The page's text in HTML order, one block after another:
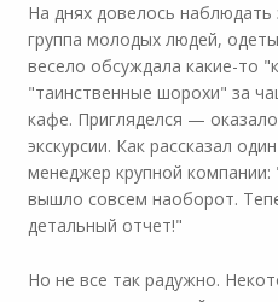
На днях довелось наблюдать
группа молодых людей,
весело обсуждала какие-то
"таинственные шорохи" за
кафе. Пригляделся —
экскурсии. Как рассказал
менеджер крупной
вышло совсем наоборот.
детальный отчет!"
Но не все так радужно.